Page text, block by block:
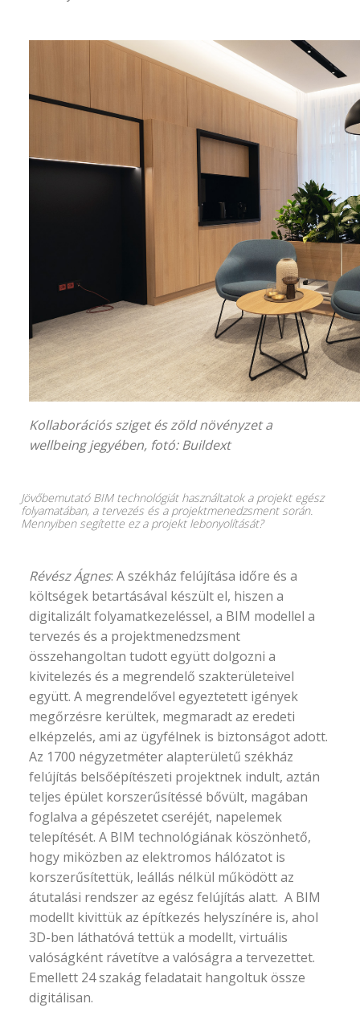
Kollaborációs sziget és zöld növényzet a
wellbeing jegyében, fotó: Buildext
Jövőbemutató BIM technológiát használtatok a projekt egész
folyamatában, a tervezés és a projektmenedzsment során.
Mennyiben segítette ez a projekt lebonyolítását?
Révész Ágnes: A székház felújítása időre és a
költségek betartásával készült el, hiszen a
digitalizált folyamatkezeléssel, a BIM modellel a
tervezés és a projektmenedzsment
összehangoltan tudott együtt dolgozni a
kivitelezés és a megrendelő szakterületeivel
együtt. A megrendelővel egyeztetett igények
megőrzésre kerültek, megmaradt az eredeti
elképzelés, ami az ügyfélnek is biztonságot adott.
Az 1700 négyzetméter alapterületű székház
felújítás belsőépítészeti projektnek indult, aztán
teljes épület korszerűsítéssé bővült, magában
foglalva a gépészetet cseréjét, napelemek
telepítését. A BIM technológiának köszönhető,
hogy miközben az elektromos hálózatot is
korszerűsítettük, leállás nélkül működött az
átutalási rendszer az egész felújítás alatt. A BIM
modellt kivittük az építkezés helyszínére is, ahol
3D-ben láthatóvá tettük a modellt, virtuális
valóságként rávetítve a valóságra a tervezettet.
Emellett 24 szakág feladatait hangoltuk össze
digitálisan.